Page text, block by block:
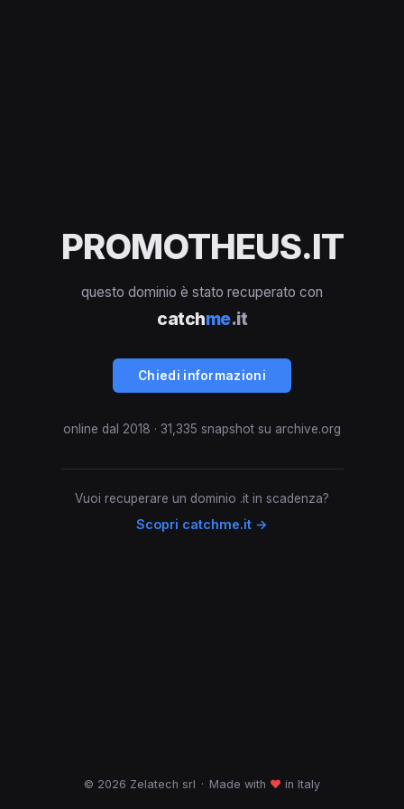
PROMOTHEUS.IT
questo dominio è stato recuperato con
catchme.it
Chiedi informazioni
online dal 2018 · 31,335 snapshot su archive.org
Vuoi recuperare un dominio .it in scadenza?
Scopri catchme.it →
© 2026 Zelatech srl · Made with ♥ in Italy